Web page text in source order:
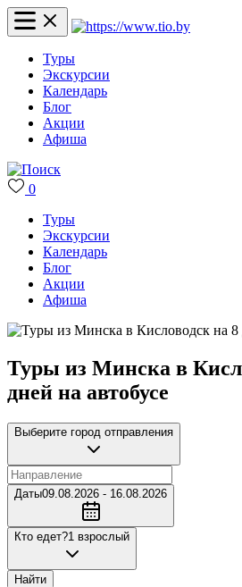
Туры
Экскурсии
Календарь
Блог
Акции
Афиша
0
Туры
Экскурсии
Календарь
Блог
Акции
Афиша
Туры из Минска в
дней на автобусе
Выберите город отправления
Даты09.08.2026 - 16.08.2026
Кто едет?1 взрослый
Найти